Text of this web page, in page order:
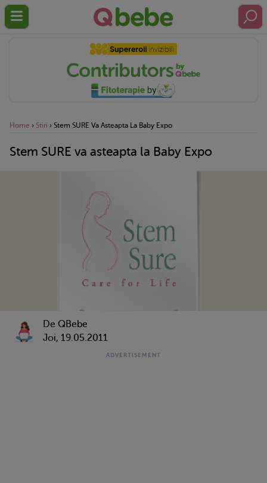
Home › Stiri › Stem SURE Va Asteapta La Baby Expo
Stem SURE va asteapta la Baby Expo
De QBebe
Joi, 19.05.2011